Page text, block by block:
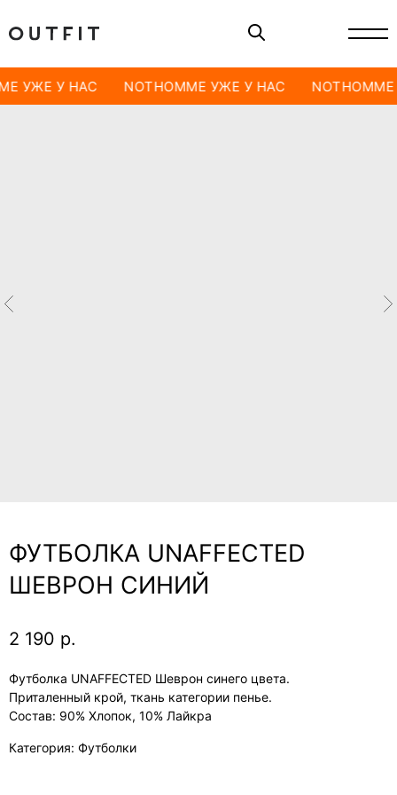
УЖЕ У НАС NOTHOMME УЖЕ У НАС
ФУТБОЛКА UNAFFECTED
ШЕВРОН СИНИЙ
2 190 р.
Футболка UNAFFECTED Шеврон синего цвета.
Приталенный крой, ткань категории пенье.
Состав: 90% Хлопок, 10% Лайкра
Категория: Футболки